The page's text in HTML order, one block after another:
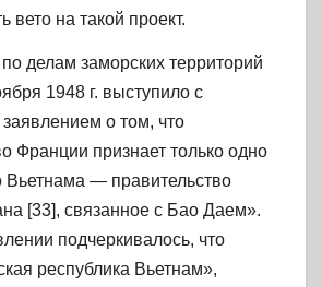
вето на такой проект.
делам заморских территорий
1948 г. выступило с
о том, что
Франции признает только одно
Вьетнама — правительство
[33], связанное с Бао Даем».
подчеркивалось, что
республика Вьетнам»,